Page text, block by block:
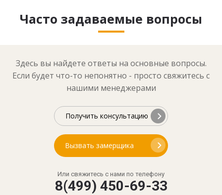
Часто задаваемые вопросы
Здесь вы найдете ответы на основные вопросы.
Если будет что-то непонятно - просто свяжитесь с
нашими менеджерами
Получить консультацию
Вызвать замерщика
Или свяжитесь с нами по телефону
8(499) 450-69-33